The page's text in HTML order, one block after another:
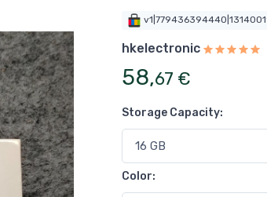
hkelectronic
58,67 €
Storage Capacity:
Color: